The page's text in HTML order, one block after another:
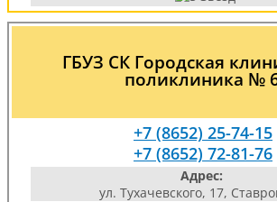
ГБУЗ СК Городская
поликлиника №
+7 (8652) 25-74-15
+7 (8652) 72-81-76
Адрес:
ул. Тухачевского, 17,